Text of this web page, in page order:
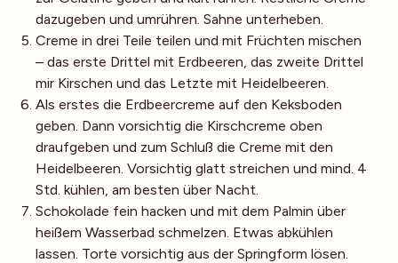
dazugeben und umrühren. Sahne unterheben.
Creme in drei Teile teilen und mit Früchten mischen
– das erste Drittel mit Erdbeeren, das zweite Drittel
mir Kirschen und das Letzte mit Heidelbeeren.
Als erstes die Erdbeercreme auf den Keksboden
geben. Dann vorsichtig die Kirschcreme oben
draufgeben und zum Schluß die Creme mit den
Heidelbeeren. Vorsichtig glatt streichen und mind. 4
Std. kühlen, am besten über Nacht.
Schokolade fein hacken und mit dem Palmin über
heißem Wasserbad schmelzen. Etwas abkühlen
lassen. Torte vorsichtig aus der Springform lösen.